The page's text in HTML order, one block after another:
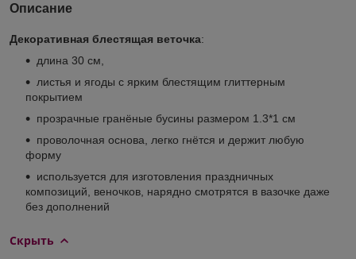
Описание
Декоративная блестящая веточка:
длина 30 см,
листья и ягоды с ярким блестящим глиттерным
покрытием
прозрачные гранёные бусины размером 1.3*1 см
проволочная основа, легко гнётся и держит любую
форму
используется для изготовления праздничных
композиций, веночков, нарядно смотрятся в вазочке даже
без дополнений
Скрыть